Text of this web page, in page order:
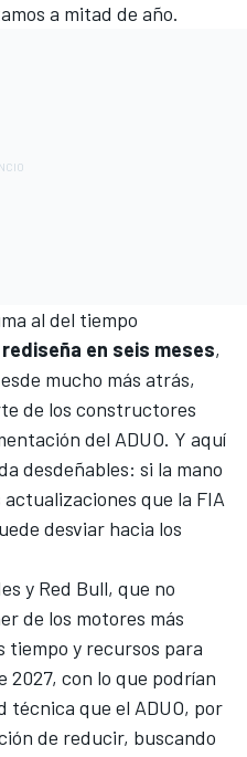
a mitad de año.
al del tiempo
en seis meses,
mucho más atrás,
de los constructores
del ADUO. Y aquí
desdeñables: si la mano
que la FIA
desviar hacia los
y Red Bull, que no
de los motores más
tiempo y recursos para
2027, con lo que podrían
técnica que el ADUO, por
de reducir, buscando